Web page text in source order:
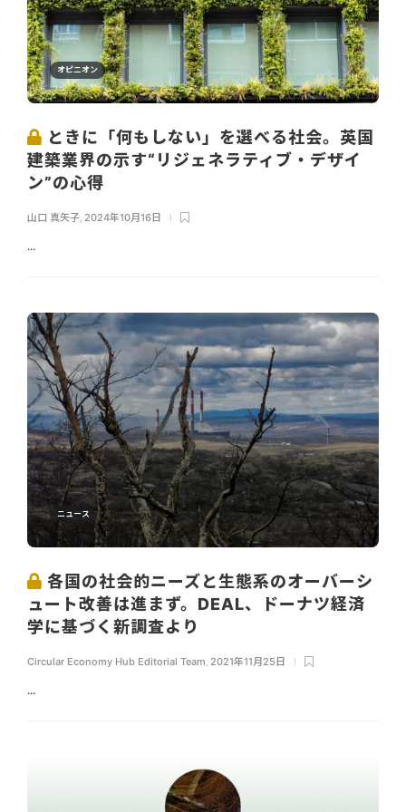
オピニオン
ときに「何もしない」を選べる社会。英国
建築業界の示す“リジェネラティブ・デザイ
ン”の心得
山口 真矢子 2024年10月16日
...
ニュース
各国の社会的ニーズと生態系のオーバーシ
ュート改善は進まず。DEAL、ドーナツ経済
学に基づく新調査より
Circular Economy Hub Editorial Team 2021年11月25日
...